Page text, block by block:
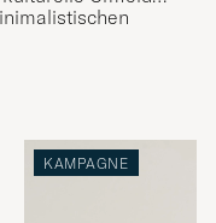
Mit zehn Flagship-
sie eine
im Wandel mit dem
an Stimmen als Teil
zusammen. Die
KAMPAGNE